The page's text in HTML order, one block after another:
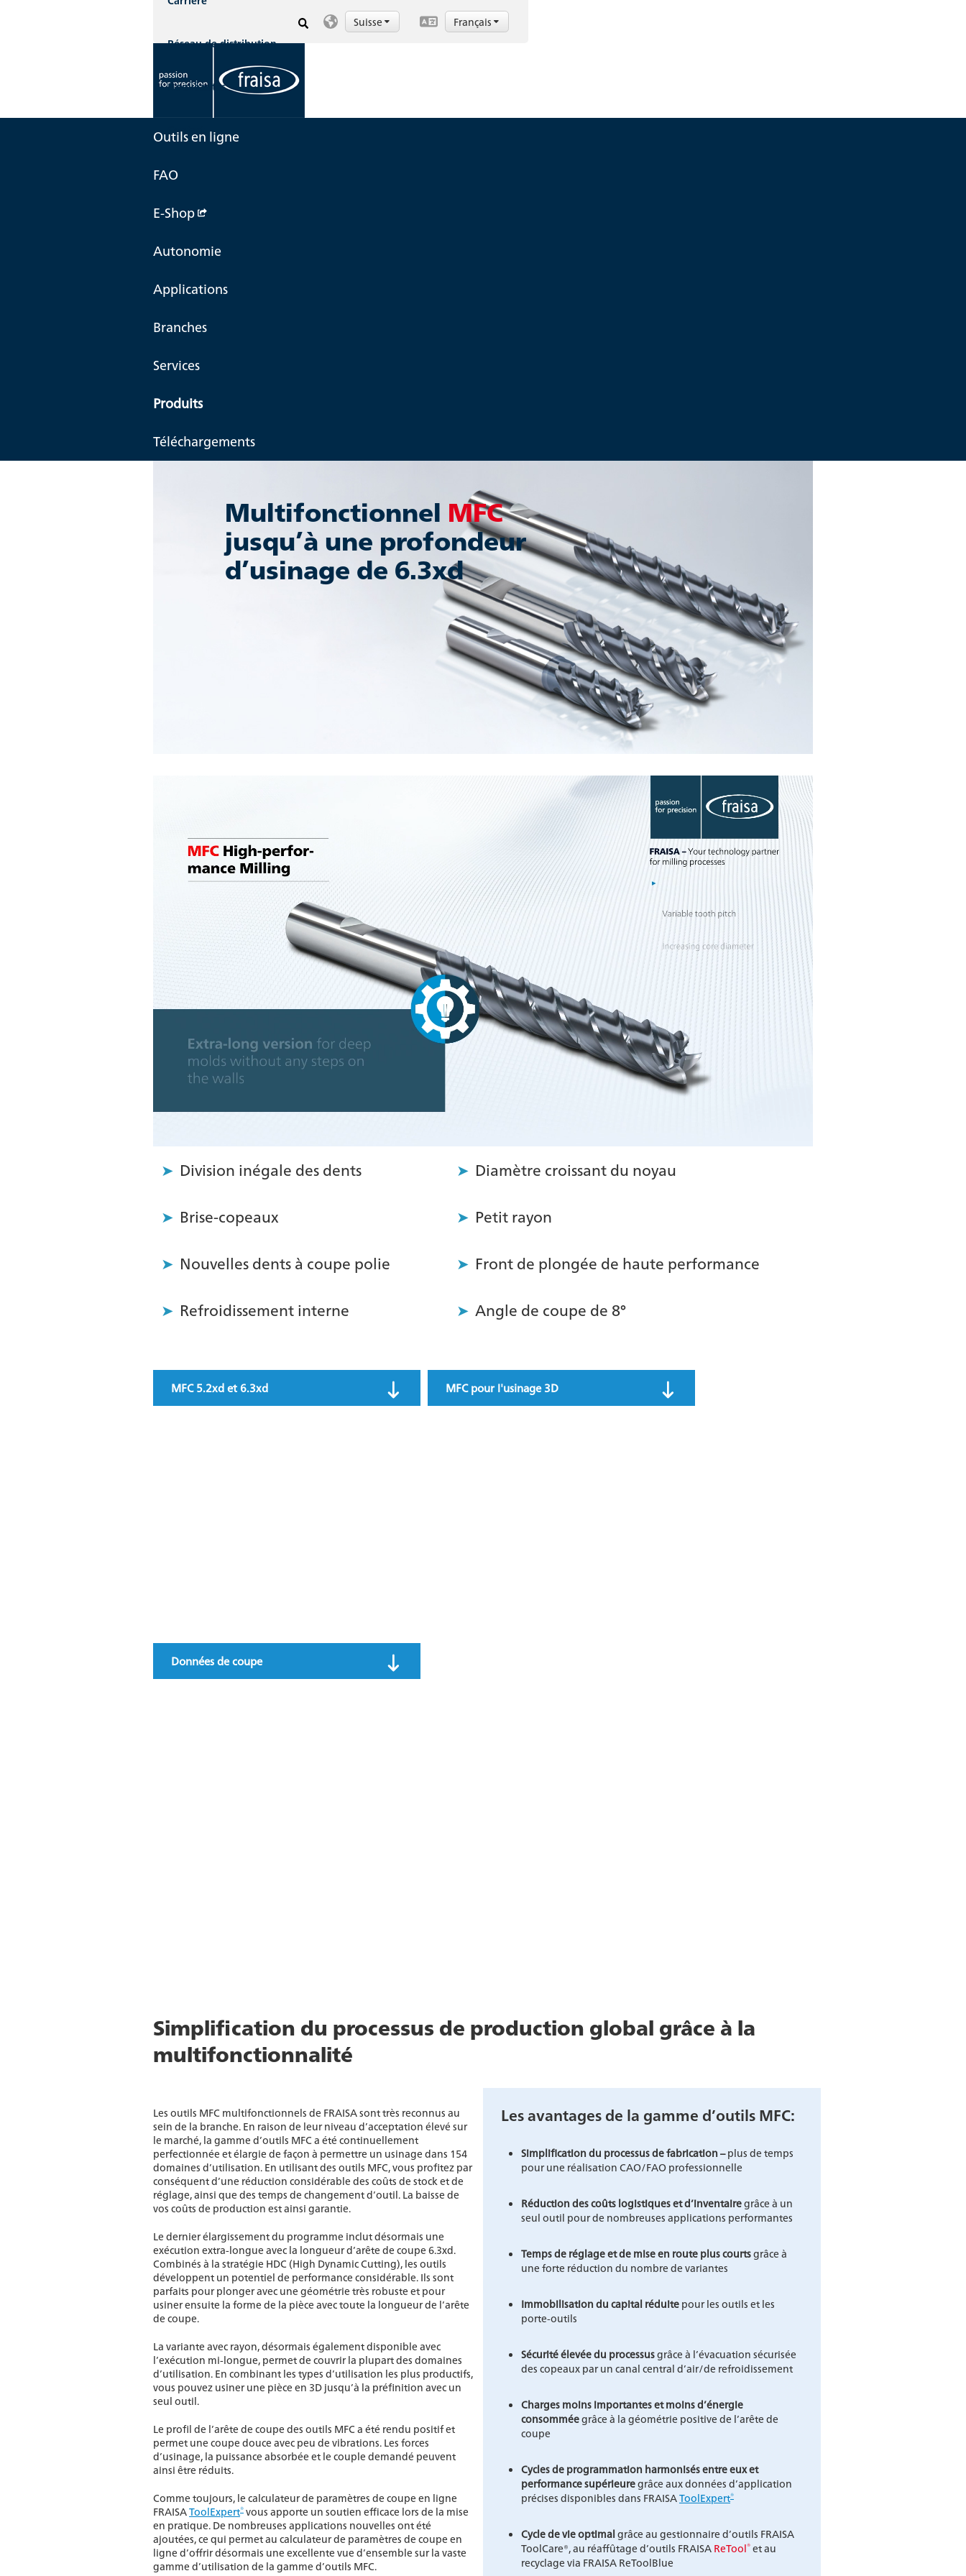
Réseau de distribution
Nouveautés
Contact
Suisse Français
Outils en ligne
FAO
E-Shop
Autonomie
Applications
Branches
Services
Produits
Téléchargements
Multifonctionnel MFC
jusqu’à une profondeur
d’usinage de 6.3xd
Division inégale des dents Diamètre croissant du noyau
Brise-copeaux Petit rayon
Nouvelles dents à coupe polie Front de plongée de haute performance
Refroidissement interne Angle de coupe de 8°
MFC 5.2xd et 6.3xd MFC pour l'usinage 3D
Données de coupe
Simplification du processus de production global grâce à la
multifonctionnalité
Les outils MFC multifonctionnels de FRAISA sont très reconnus au
sein de la branche. En raison de leur niveau d’acceptation élevé sur
le marché, la gamme d’outils MFC a été continuellement
perfectionnée et élargie de façon à permettre un usinage dans 154
domaines d’utilisation. En utilisant des outils MFC, vous profitez par
conséquent d’une réduction considérable des coûts de stock et de
réglage, ainsi que des temps de changement d’outil. La baisse de
vos coûts de production est ainsi garantie.
Le dernier élargissement du programme inclut désormais une
exécution extra-longue avec la longueur d’arête de coupe 6.3xd.
Combinés à la stratégie HDC (High Dynamic Cutting), les outils
développent un potentiel de performance considérable. Ils sont
parfaits pour plonger avec une géométrie très robuste et pour
usiner ensuite la forme de la pièce avec toute la longueur de l’arête
de coupe.
La variante avec rayon, désormais également disponible avec
l’exécution mi-longue, permet de couvrir la plupart des domaines
d’utilisation. En combinant les types d’utilisation les plus productifs,
vous pouvez usiner une pièce en 3D jusqu’à la préfinition avec un
seul outil.
Le profil de l’arête de coupe des outils MFC a été rendu positif et
permet une coupe douce avec peu de vibrations. Les forces
d’usinage, la puissance absorbée et le couple demandé peuvent
ainsi être réduits.
Comme toujours, le calculateur de paramètres de coupe en ligne
FRAISAToolExpert® vous apporte un soutien efficace lors de la mise
en pratique. De nombreuses applications nouvelles ont été
ajoutées, ce qui permet au calculateur de paramètres de coupe en
ligne d’offrir désormais une excellente vue d’ensemble sur la vaste
gamme d’utilisation de la gamme d’outils MFC.
Les avantages de la gamme d’outils MFC:
Simplification du processus de fabrication –plus de temps
pour une réalisation CAO/FAO professionnelle
Réduction des coûts logistiques et d’inventairegrâce à un
seul outil pour de nombreuses applications performantes
Temps de réglage et de mise en route plus courtsgrâce à
une forte réduction du nombre de variantes
Immobilisation du capital réduite pour les outils et les
porte-outils
Sécurité élevée du processusgrâce à l’évacuation sécurisée
des copeaux par un canal central d’air/de refroidissement
Charges moins importantes et moins d’énergie
consomméegrâce à la géométrie positive de l’arête de
coupe
Cycles de programmation harmonisés entre eux et
performance supérieuregrâce aux données d’application
précises disponibles dans FRAISAToolExpert®
Cycle de vie optimalgrâce au gestionnaire d’outils FRAISA
ToolCare®, au réaffûtage d’outils FRAISA ReTool® et au
recyclage via FRAISA ReToolBlue